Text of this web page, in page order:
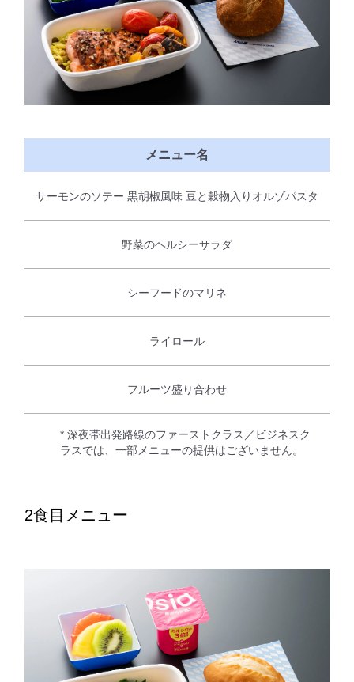
メニュー名
サーモンのソテー 黒胡椒風味 豆と穀物入りオルゾパスタ
野菜のヘルシーサラダ
シーフードのマリネ
ライロール
フルーツ盛り合わせ
* 深夜帯出発路線のファーストクラス／ビジネスク
ラスでは、一部メニューの提供はございません。
2食目メニュー